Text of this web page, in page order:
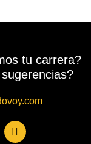
tu carrera?